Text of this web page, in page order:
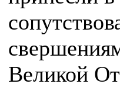
Великой